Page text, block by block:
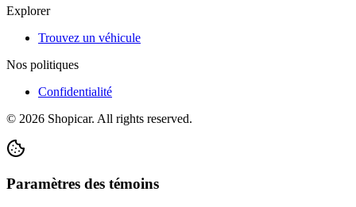
Explorer
Trouvez un véhicule
Nos politiques
Confidentialité
© 2026 Shopicar. All rights reserved.
Paramètres des témoins